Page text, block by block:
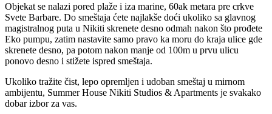
Objekat se nalazi pored plaže i iza marine, 60ak metara pre crkve
Svete Barbare. Do smeštaja ćete najlakše doći ukoliko sa glavnog
magistralnog puta u Nikiti skrenete desno odmah nakon što prođete
Eko pumpu, zatim nastavite samo pravo ka moru do kraja ulice gde
skrenete desno, pa potom nakon manje od 100m u prvu ulicu
ponovo desno i stižete ispred smeštaja.
Ukoliko tražite čist, lepo opremljen i udoban smeštaj u mirnom
ambijentu, Summer House Nikiti Studios & Apartments je svakako
dobar izbor za vas.